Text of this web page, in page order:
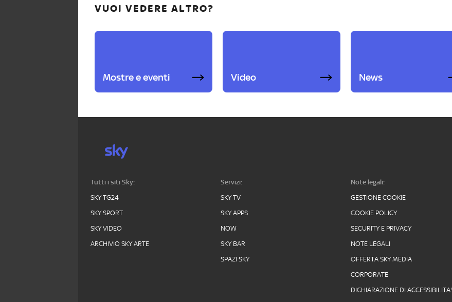
VUOI VEDERE ALTRO?
Mostre e eventi Video News
Tutti i siti Sky:
SKY TG24
SKY SPORT
SKY VIDEO
ARCHIVIO SKY ARTE
Servizi:
SKY TV
SKY APPS
NOW
SKY BAR
SPAZI SKY
Note legali:
GESTIONE COOKIE
COOKIE POLICY
SECURITY E PRIVACY
NOTE LEGALI
OFFERTA SKY MEDIA
CORPORATE
DICHIARAZIONE DI ACCESSIBILITA'